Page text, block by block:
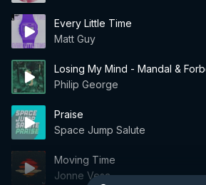
Every Little Time
Matt Guy
Losing My Mind - Mandal &
Philip George
Praise
Space Jump Salute
Moving Time
Jonne Vesa